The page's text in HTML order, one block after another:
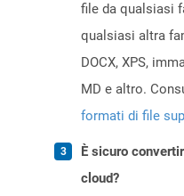
file da qualsiasi
qualsiasi altra
DOCX, XPS,
MD e altro.
formati di file
È sicuro
cloud?